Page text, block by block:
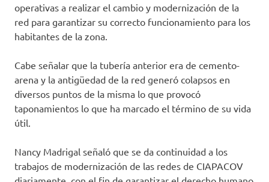
operativas a realizar el cambio y modernización de la
red para garantizar su correcto funcionamiento para los
habitantes de la zona.
Cabe señalar que la tubería anterior era de cemento-
arena y la antigüedad de la red generó colapsos en
diversos puntos de la misma lo que provocó
taponamientos lo que ha marcado el término de su vida
útil.
Nancy Madrigal señaló que se da continuidad a los
trabajos de modernización de las redes de CIAPACOV